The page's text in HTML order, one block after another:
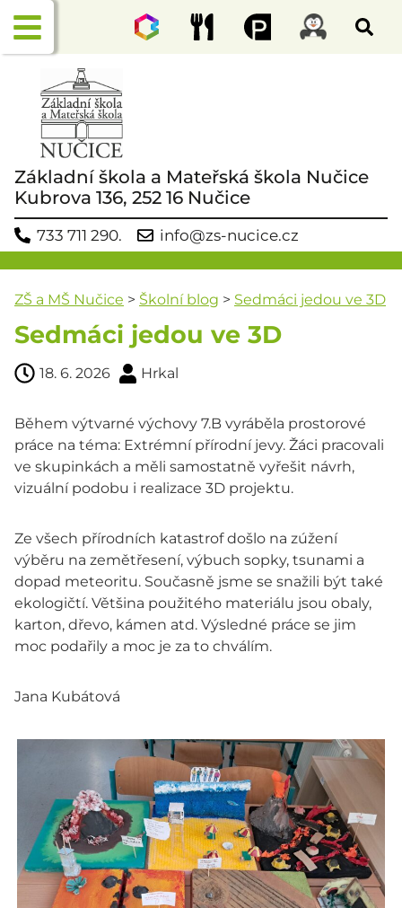
Základní škola a Mateřská škola Nučice
Kubrova 136, 252 16 Nučice
733 711 290. info@zs-nucice.cz
ZŠ a MŠ Nučice > Školní blog > Sedmáci jedou ve 3D
Sedmáci jedou ve 3D
18. 6. 2026 Hrkal
Během výtvarné výchovy 7.B vyráběla prostorové
práce na téma: Extrémní přírodní jevy. Žáci pracovali
ve skupinkách a měli samostatně vyřešit návrh,
vizuální podobu i realizace 3D projektu.
Ze všech přírodních katastrof došlo na zúžení
výběru na zemětřesení, výbuch sopky, tsunami a
dopad meteoritu. Současně jsme se snažili být také
ekologičtí. Většina použitého materiálu jsou obaly,
karton, dřevo, kámen atd. Výsledné práce se jim
moc podařily a moc je za to chválím.
Jana Kubátová